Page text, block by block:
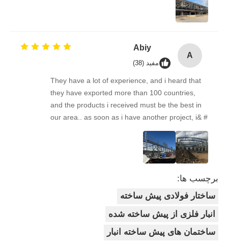
A
Abiy
مفید (38)
They have a lot of experience, and i heard that
they have exported more than 100 countries,
and the products i received must be the best in
our area.. as soon as i have another project, i& #
39;ll come back to you. Looking forward to the
برچسب ها:
ساختار فولادی پیش ساخته
انبار فلزی از پیش ساخته شده
ساختمان های پیش ساخته انبار